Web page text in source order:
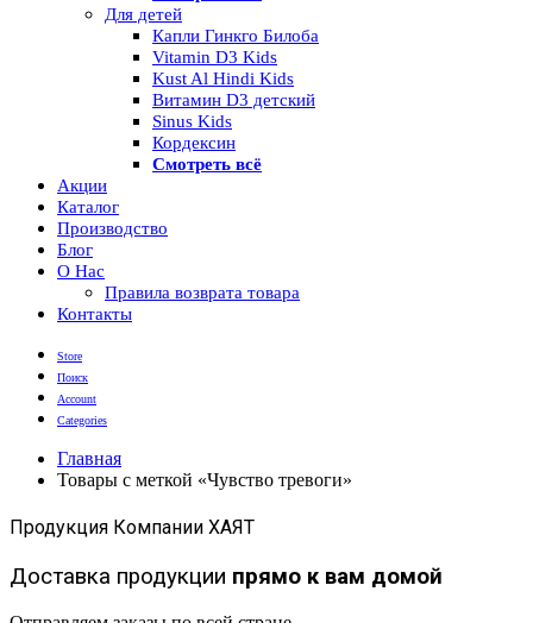
Для детей
Капли Гинкго Билоба
Vitamin D3 Kids
Kust Al Hindi Kids
Витамин D3 детский
Sinus Kids
Кордексин
Смотреть всё
Акции
Каталог
Производство
Блог
О Нас
Правила возврата товара
Контакты
Store
Поиск
Account
Categories
Главная
Товары с меткой «Чувство тревоги»
Продукция Компании ХАЯТ
Доставка продукции прямо к вам домой